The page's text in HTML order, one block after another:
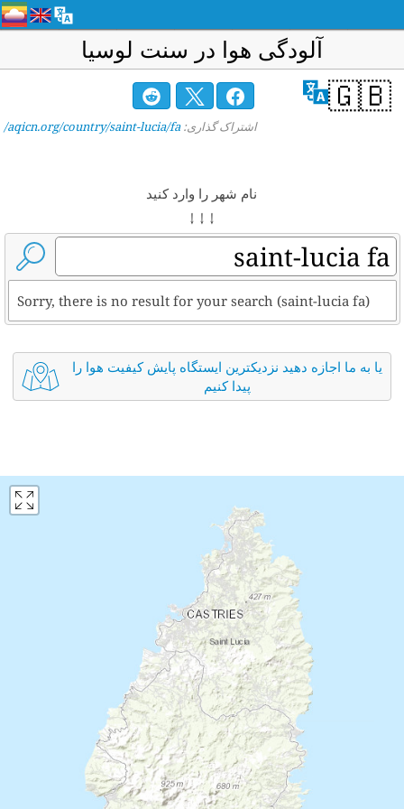
آلودگی هوا در سنت لوسیا
🇬🇧
اشتراک گذاری:aqicn.org/country/saint-lucia/fa/
نام شهر را وارد کنید
↓ ↓ ↓
Sorry, there is no result for your search (saint-lucia fa)
یا به ما اجازه دهید نزدیکترین ایستگاه پایش کیفیت هوا را
پیدا کنیم